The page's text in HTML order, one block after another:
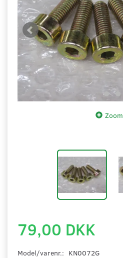
Zoom
79,00 DKK
Model/varenr.: KN0072G